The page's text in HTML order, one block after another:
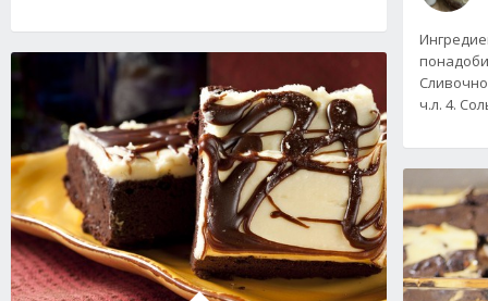
ч.л. 4.